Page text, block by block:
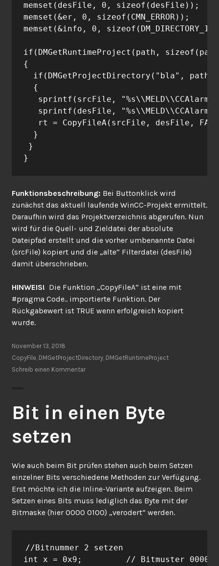
memset(desFile, 0, sizeof(desFile));
memset(&er, 0, sizeof(CMN_ERROR));
memset(&info, 0,
if(DMGetRuntimeProject(path,
{
if(DMGetProjectDirectory("bla",
  {
sprintf(srcFile,
sprintf(desFile,
rt = CopyFileA(srcFile, desFile,
  }
}
Funktionsbeschreibung: Bei Buttonklick wird
zunächst das aktuell laufende WinCC-Projekt ermittelt.
Daraufhin wird das Projektverzeichnis abgerufen. Nun
wird für die Quell- und Zieldatei der absolute
Dateipfad erstellt und die vorher umbenannte Datei
(srcFile) kopiert und die „alte“ Filterdatei (desFile)
damit überschrieben.
HINWEIS! Die Funktion „CopyFileA“ ist eine mit
#pragma Code.. importierte Funktion. Der
Rückgabewert ist TRUE wenn erfolgreich kopiert
wurde.
November 13, 2018
CopyFile, DMGetProjectDirectory, DMGetRuntimeProject
Schreib einen Kommentar
Bit in einen Byte
setzen
Wie auch beim Bit prüfen stehen auch beim Setzen
einzelner Bits verschiedene Methoden zur Verfügung.
Erst möchte ich die Inline-Variante aufzeigen. Beim
Setzen eines Bits muss lediglich das Byte mit der
Bitmaske (hier 0000 0100) „verodert“ werden.
//Bitnummer 2 setzen
int x = 0x9;         // Bitmuster 0000